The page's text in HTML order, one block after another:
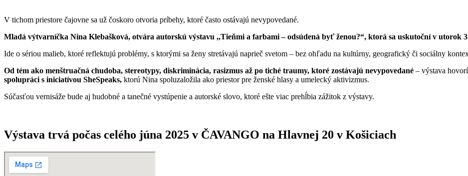
V tichom priestore čajovne sa už čoskoro otvoria príbehy, ktoré často ostávajú nevypovedané.
Mladá výtvarníčka Nina Klebašková, otvára autorskú výstavu ,,Tieňmi a farbami – odsúdená byť ženou?“, ktorá sa uskutoční v utorok
Ide o sériou malieb, ktoré reflektujú problémy, s ktorými sa ženy stretávajú naprieč svetom – bez ohľadu na kultúrny, geografický či sociálny
Od tém ako menštruačná chudoba, stereotypy, diskriminácia, rasizmus až po tiché traumy, ktoré zostávajú nevypovedané – výstava
spolupráci s iniciatívou SheSpeaks, ktorú Nina spoluzaložila ako priestor pre ženské hlasy a umelecký aktivizmus.
Súčasťou vernisáže bude aj hudobné a tanečné vystúpenie a autorské slovo, ktoré ešte viac prehĺbia zážitok z výstavy.
Výstava trvá počas celého júna 2025 v ČAVANGO na Hlavnej 20 v Košiciach